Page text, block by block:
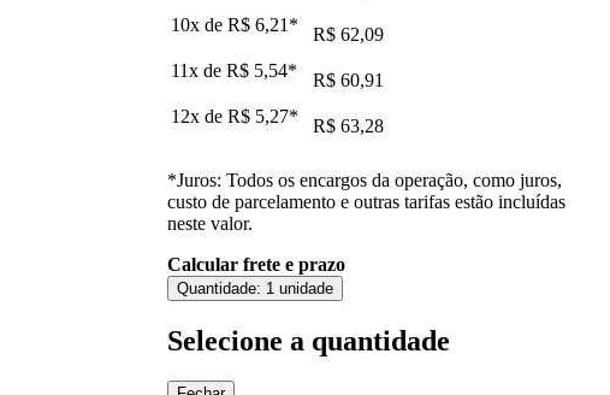
10x de R$ 6,21 *
R$ 62,09
11x de R$ 5,54*
R$ 60,91
12x de R$ 5,27* R$ 63,28
*Juros: Todos os encargos da operação, como juros,
custo de parcelamento e outras tarifas estão incluídas
neste valor.
Calcular frete e prazo
Quantidade: 1 unidade
Selecione a quantidade